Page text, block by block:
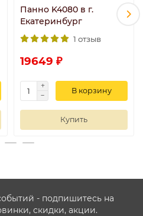
Панно K4080 в г.
Екатеринбург
1 отзыв
19649 ₽
В корзину
Купить
- подпишитесь на
скидки, акции.